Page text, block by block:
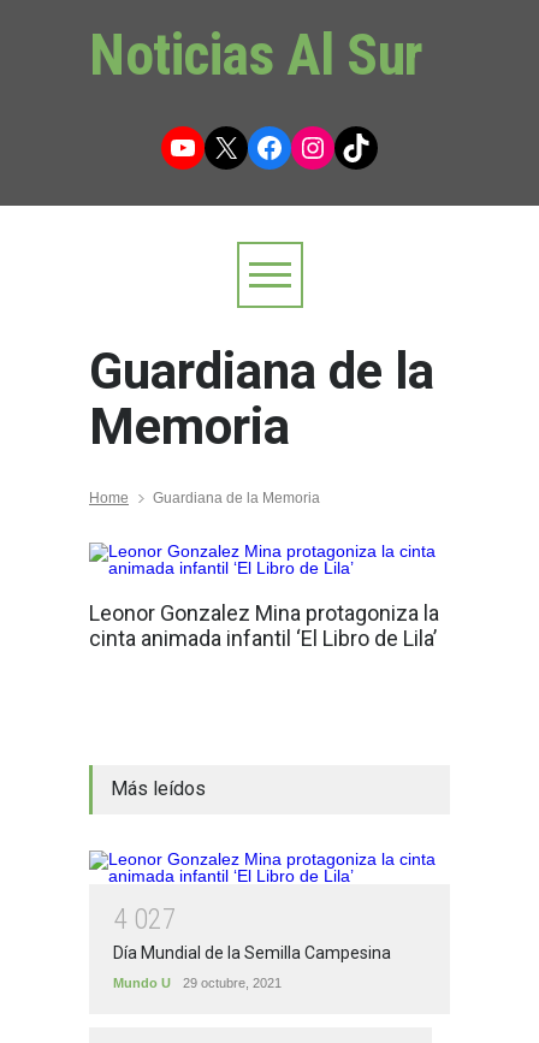
Noticias Al Sur
YouTube
X Facebook
Instagram
TikTok
Guardiana de la
Memoria
Home Guardiana de la Memoria
Leonor Gonzalez Mina protagoniza la
cinta animada infantil ‘El Libro de Lila’
Más leídos
4 027
Día Mundial de la Semilla Campesina
Mundo U 29 octubre, 2021